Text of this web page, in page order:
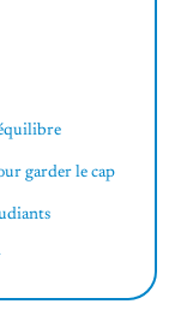
garder le cap